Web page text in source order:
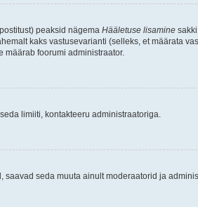
peaksid nägema Hääletuse lisamine
kaks vastusevarianti (selleks, et määrata
foorumi administraator.
limiiti, kontakteeru administraatoriga.
seda muuta ainult moderaatorid ja